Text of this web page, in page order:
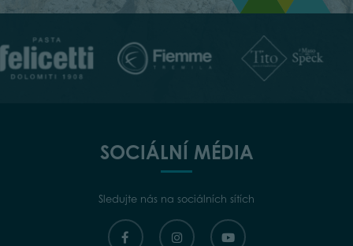
SOCIÁLNÍ MÉDIA
Sledujte nás na sociálních sítích